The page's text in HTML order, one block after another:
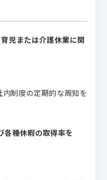
育児または介護休業に関
内制度の定期的な周知を
各種休暇の取得率を